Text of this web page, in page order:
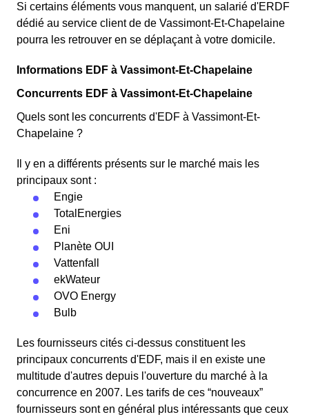
Si certains éléments vous manquent, un salarié d'ERDF
dédié au service client de de Vassimont-Et-Chapelaine
pourra les retrouver en se déplaçant à votre domicile.
Informations EDF à Vassimont-Et-Chapelaine
Concurrents EDF à Vassimont-Et-Chapelaine
Quels sont les concurrents d'EDF à Vassimont-Et-
Chapelaine ?
Il y en a différents présents sur le marché mais les
principaux sont :
Engie
TotalEnergies
Eni
Planète OUI
Vattenfall
ekWateur
OVO Energy
Bulb
Les fournisseurs cités ci-dessus constituent les
principaux concurrents d'EDF, mais il en existe une
multitude d'autres depuis l'ouverture du marché à la
concurrence en 2007. Les tarifs de ces “nouveaux”
fournisseurs sont en général plus intéressants que ceux